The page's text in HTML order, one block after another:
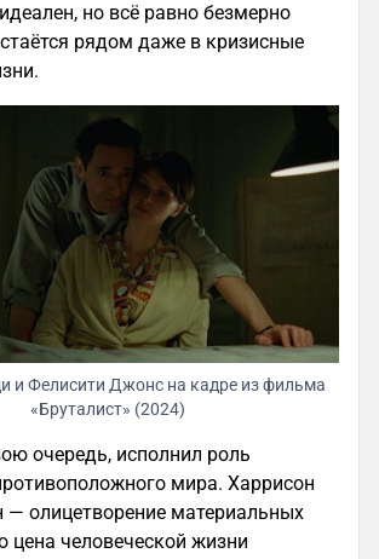
но всё равно безмерно
рядом даже в кризисные
и Фелисити Джонс на кадре из фильма
«Бруталист» (2024)
очередь, исполнил роль
мира. Харрисон
олицетворение материальных
цена человеческой жизни